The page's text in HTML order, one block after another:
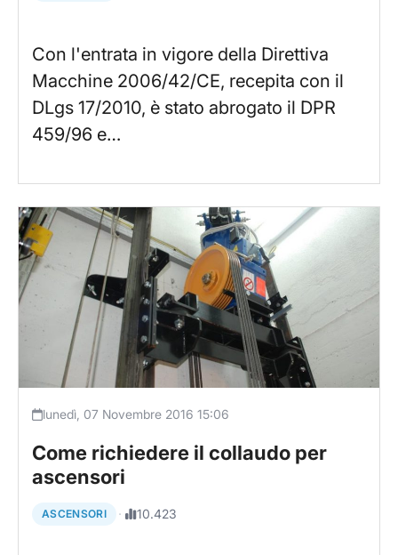
Con l'entrata in vigore della Direttiva
Macchine 2006/42/CE, recepita con il
DLgs 17/2010, è stato abrogato il DPR
459/96 e…
lunedì, 07 Novembre 2016 15:06
Come richiedere il collaudo per
ascensori
ASCENSORI · 10.423